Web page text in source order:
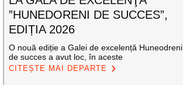
”HUNEDORENI DE SUCCES”,
EDIȚIA 2026
O nouă ediție a Galei de excelență Huneodreni
de succes a avut loc, în aceste
CITEȘTE MAI DEPARTE